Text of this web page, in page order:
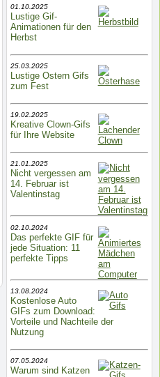
01.10.2025
Lustige Gif-
Animationen für den
Herbst
25.03.2025
Lustige Ostern Gifs
zum Fest
19.02.2025
Kreative Clown-Gifs
für Ihre Website
21.01.2025
Nicht vergessen am
14. Februar ist
Valentinstag
02.10.2024
Das perfekte GIF für
jede Situation: 11
perfekte Tipps
13.08.2024
Kostenlose Auto
GIFs zum Download:
Vorteile und Nachteile der
Nutzung
07.05.2024
Warum sind Katzen